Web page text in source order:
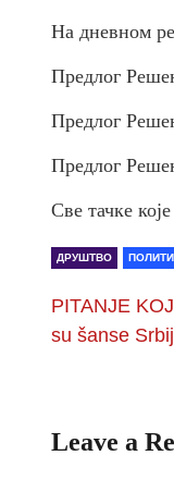
На дневном
Предлог
Предлог
Предлог
Све тачке
ДРУШТВО
PITANJE
su šanse
Leave a